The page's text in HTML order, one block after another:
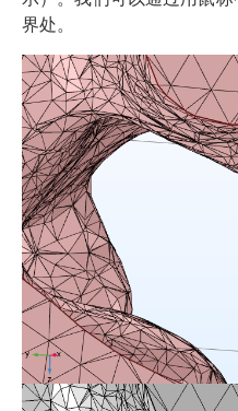
界处。